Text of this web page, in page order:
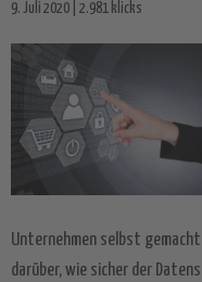
9. Juli 2020 | 2.981 klicks
Unternehmen selbst
darüber, wie sicher der